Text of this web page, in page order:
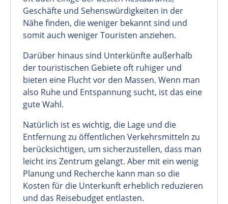
Geschäfte und Sehenswürdigkeiten in der
Nähe finden, die weniger bekannt sind und
somit auch weniger Touristen anziehen.
Darüber hinaus sind Unterkünfte außerhalb
der touristischen Gebiete oft ruhiger und
bieten eine Flucht vor den Massen. Wenn man
also Ruhe und Entspannung sucht, ist das eine
gute Wahl.
Natürlich ist es wichtig, die Lage und die
Entfernung zu öffentlichen Verkehrsmitteln zu
berücksichtigen, um sicherzustellen, dass man
leicht ins Zentrum gelangt. Aber mit ein wenig
Planung und Recherche kann man so die
Kosten für die Unterkunft erheblich reduzieren
und das Reisebudget entlasten.